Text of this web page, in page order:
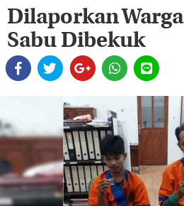
Dilaporkan
Sabu Dibekuk